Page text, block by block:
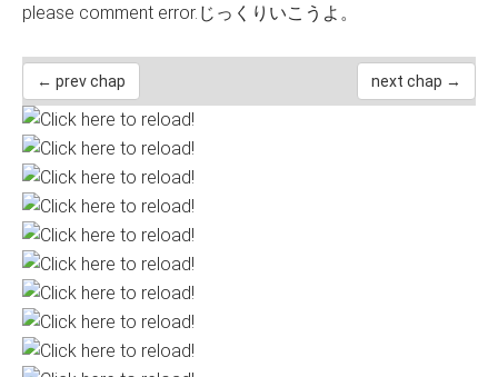
please comment error.じっくりいこうよ。
← prev chap next chap →